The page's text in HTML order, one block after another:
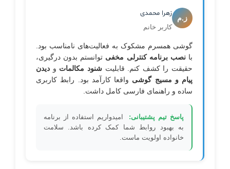
ز.م زهرا محمدی
کاربر خانم
گوشی همسرم مشکوک به فعالیت‌های نامناسب بود.
بانصب برنامه کنترلی مخفی توانستم بدون درگیری،
حقیقت را کشف کنم. قابلیتشنود مکالمات و دیدن
پیام و مسیج گوشی واقعا کارآمد بود. رابط کاربری
ساده و راهنمای فارسی کامل داشت.
پاسخ تیم پشتیبانی:
امیدواریم استفاده از برنامه
به بهبود روابط شما کمک کرده باشد. سلامت
خانواده اولویت ماست.